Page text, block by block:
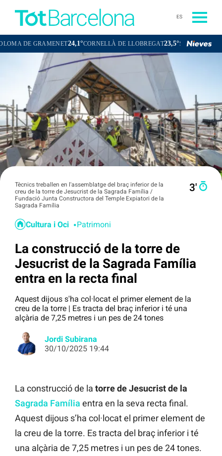
ES
24,1°CORNELLÀ DE LLOBREGAT23,5°SANT BOI DE
Tècnics treballen en l'assemblatge del braç inferior de la
creu de la torre de Jesucrist de la Sagrada Família /
Fundació Junta Constructora del Temple Expiatori de la
Sagrada Família
3′
Cultura i Oci Patrimoni
La construcció de la torre de
Jesucrist de la Sagrada Família
entra en la recta final
Aquest dijous s'ha col·locat el primer element de la
creu de la torre | Es tracta del braç inferior i té una
alçària de 7,25 metres i un pes de 24 tones
Jordi Subirana
30/10/2025 19:44
La construcció de la torre de Jesucrist de la
Sagrada Família entra en la seva recta final.
Aquest dijous s’ha col·locat el primer element de
la creu de la torre. Es tracta del braç inferior i té
una alçària de 7,25 metres i un pes de 24 tones.